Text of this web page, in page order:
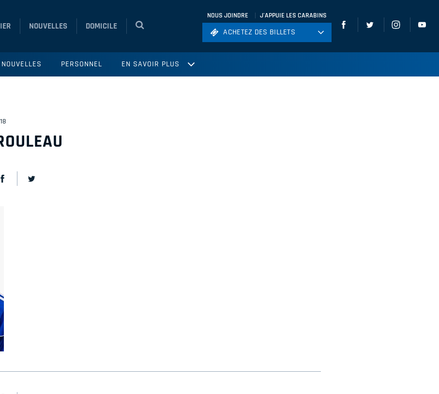
NOUVELLES DOMICILE
NOUS JOINDRE J'APPUIE LES CARABINS
ACHETEZ DES BILLETS
ACHETEZ DES BILLETS
NOUVELLES PERSONNEL EN SAVOIR PLUS